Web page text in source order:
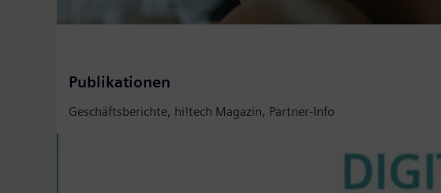
Publikationen
Geschäftsberichte, hi!tech Magazin, Partner-Info